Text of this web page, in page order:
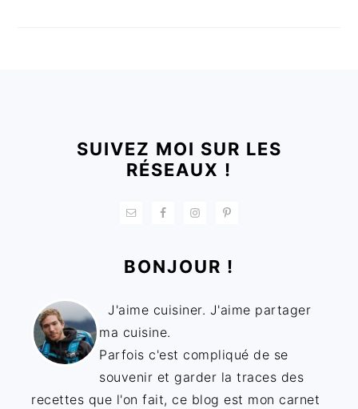
SUIVEZ MOI SUR LES
RÉSEAUX !
BONJOUR !
J'aime cuisiner. J'aime partager
ma cuisine.
Parfois c'est compliqué de se
souvenir et garder la traces des
recettes que l'on fait, ce blog est mon carnet